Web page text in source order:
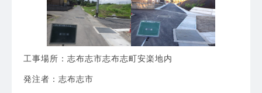
工事場所：志布志市志布志町安楽地内
発注者：志布志市